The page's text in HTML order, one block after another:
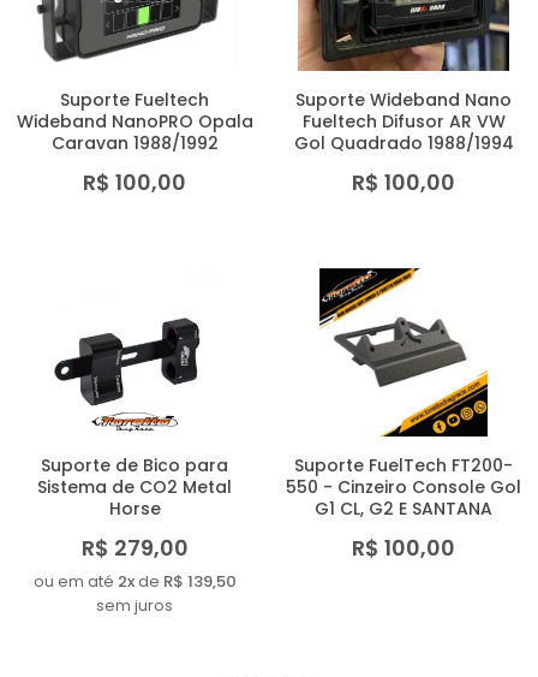
Suporte Fueltech
Wideband NanoPRO Opala
Caravan 1988/1992
R$ 100,00
Suporte Wideband Nano
Fueltech Difusor AR VW
Gol Quadrado 1988/1994
R$ 100,00
Suporte de Bico para
Sistema de CO2 Metal
Horse
R$ 279,00
ou em até 2xde R$ 139,50
sem juros
Suporte FuelTech FT200-
550 - Cinzeiro Console Gol
G1 CL, G2 E SANTANA
R$ 100,00